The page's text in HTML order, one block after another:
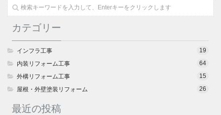
カテゴリー
インフラ工事
19
内装リフォーム工事
64
外構リフォーム工事
15
屋根・外壁塗装リフォーム
26
最近の投稿